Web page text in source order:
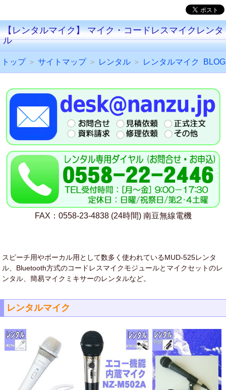
【レンタルマイク】 マイク・コードレスマイクレンタ
ル
トップ＞ サイトマップ＞ レンタル ＞ レンタルマイク BLOG
FAX：0558-23-4838 (24時間) 南豆無線電機
スピーチ用やボーカル用として数多く使われているMUD-525レンタ
ル、Bluetooth方式のコードレスマイクモジュールとマイクセットのレ
ンタル、簡易マイクミキサーのレンタルなど。
レンタルマイク